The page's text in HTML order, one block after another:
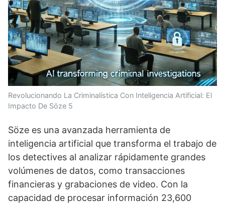
Revolucionando La Criminalística Con Inteligencia Artificial: El
Impacto De Söze 5
Söze es una avanzada herramienta de
inteligencia artificial que transforma el trabajo de
los detectives al analizar rápidamente grandes
volúmenes de datos, como transacciones
financieras y grabaciones de video. Con la
capacidad de procesar información 23,600